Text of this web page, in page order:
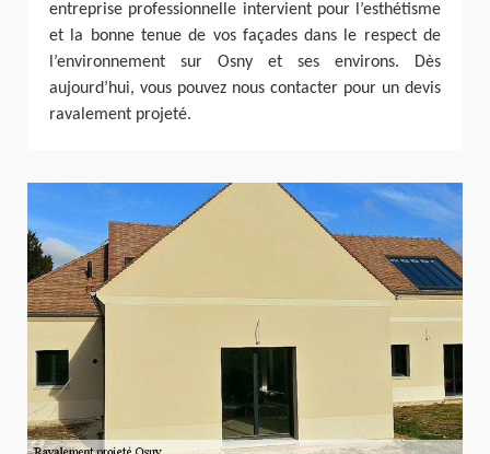
entreprise professionnelle intervient pour l’esthétisme
et la bonne tenue de vos façades dans le respect de
l’environnement sur Osny et ses environs. Dès
aujourd’hui, vous pouvez nous contacter pour un devis
ravalement projeté.